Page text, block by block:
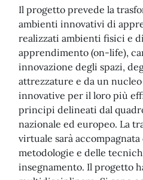
Il progetto prevede la
ambienti innovativi di
realizzati ambienti fisici e
apprendimento (on-life),
innovazione degli spazi,
attrezzature e da un
innovative per il loro più
principi delineati dal
nazionale ed europeo. La
virtuale sarà
metodologie e delle
insegnamento. Il progetto